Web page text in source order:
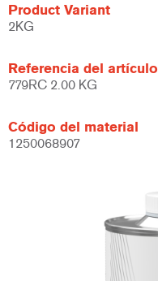
Product Variant
2KG
Referencia del artículo
779RC 2.00 KG
Código del material
1250068907